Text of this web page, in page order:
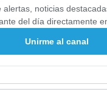
alertas, noticias
del día directamente
Unirme al canal